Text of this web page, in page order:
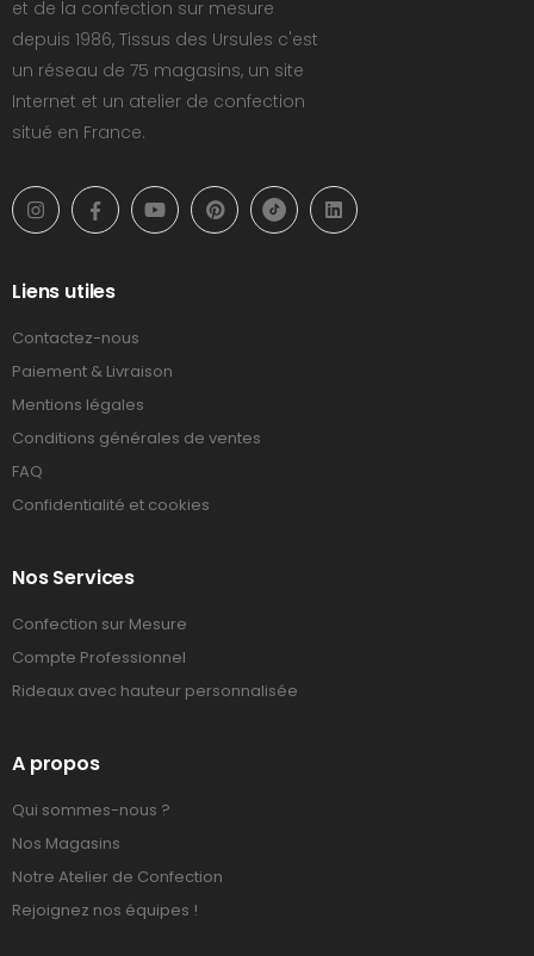
et de la confection sur mesure
depuis 1986, Tissus des Ursules c'est
un réseau de 75 magasins, un site
Internet et un atelier de confection
situé en France.
Liens utiles
Contactez-nous
Paiement & Livraison
Mentions légales
Conditions générales de ventes
FAQ
Confidentialité et cookies
Nos Services
Confection sur Mesure
Compte Professionnel
Rideaux avec hauteur personnalisée
A propos
Qui sommes-nous ?
Nos Magasins
Notre Atelier de Confection
Rejoignez nos équipes !